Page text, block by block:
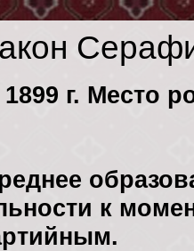
г. Место
к